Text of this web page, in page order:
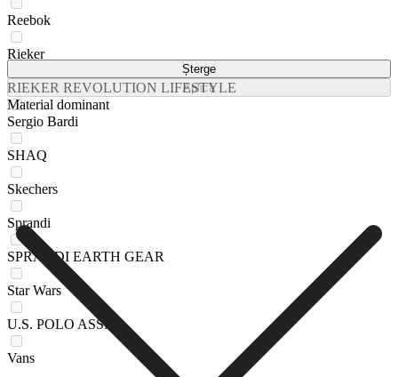
Reebok
Rieker
RIEKER REVOLUTION LIFESTYLE
Sergio Bardi
SHAQ
Skechers
Sprandi
SPRANDI EARTH GEAR
Star Wars
U.S. POLO ASSN.
Vans
Șterge
Aplică
Material dominant